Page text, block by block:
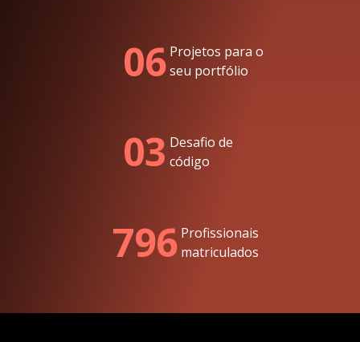
06 Projetos para o
seu portfólio
03 Desafio de
código
796 Profissionais
matriculados